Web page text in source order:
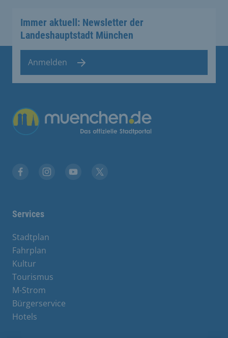
Immer aktuell: Newsletter der
Landeshauptstadt München
Anmelden
Übergreifende Links
Services
Stadtplan
Fahrplan
Kultur
Tourismus
M-Strom
Bürgerservice
Hotels